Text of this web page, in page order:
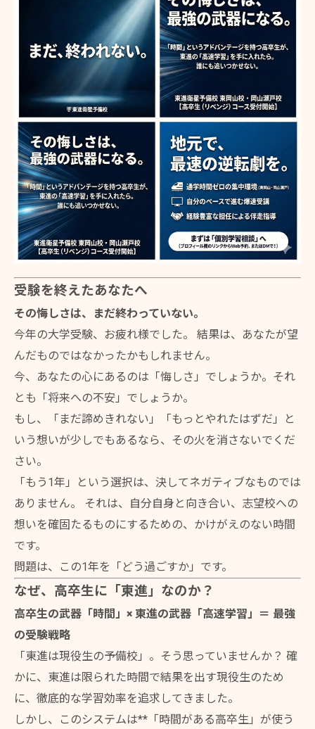
受験を終えたあなたへ
その悔しさは、まだ終わっていない。
今年の大学受験、お疲れ様でした。 結果は、あなたが望
んだものではなかったかもしれません。
今、あなたの心にあるのは「悔しさ」でしょうか。それ
とも「将来への不安」でしょうか。
もし、「まだ諦めきれない」「もっとやれたはずだ」と
いう想いが少しでもあるなら、その火を消さないでくだ
さい。
「もう1年」という選択は、決してネガティブなものでは
ありません。 それは、自分自身と向き合い、志望校への
想いを確固たるものにするための、かけがえのない時間
です。
問題は、この1年を「どう過ごすか」です。
なぜ、高卒生に「東進」なのか？
高卒生の武器「時間」× 東進の武器「高速学習」＝ 最強
の受験戦略
「東進は現役生の予備校」。そう思っていませんか？ 確
かに、東進は限られた時間で結果を出す現役生のため
に、徹底的な学習効率を追求してきました。
しかし、このシステムは**「時間がある高卒生」が使う